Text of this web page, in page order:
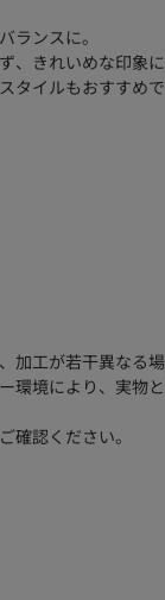
ランスに。
、きれいめな印象に
タイルもおすすめで
工が若干異なる場
環境により、実物
認ください。